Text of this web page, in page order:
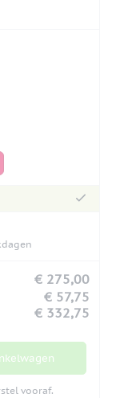
€ 275,00
€ 57,75
€ 332,75
vooraf.